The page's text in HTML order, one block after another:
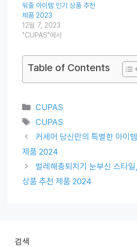
워줄 아이템 인기 상품 추천
제품 2023
12월 7, 2023
"CUPAS"에서
Table of Contents
Categories
CUPAS
Tags
CUPAS
커세어 당신만의 특별한 아이
제품 2024
벌레해충퇴치기 눈부신 스타
상품 추천 제품 2024
검색